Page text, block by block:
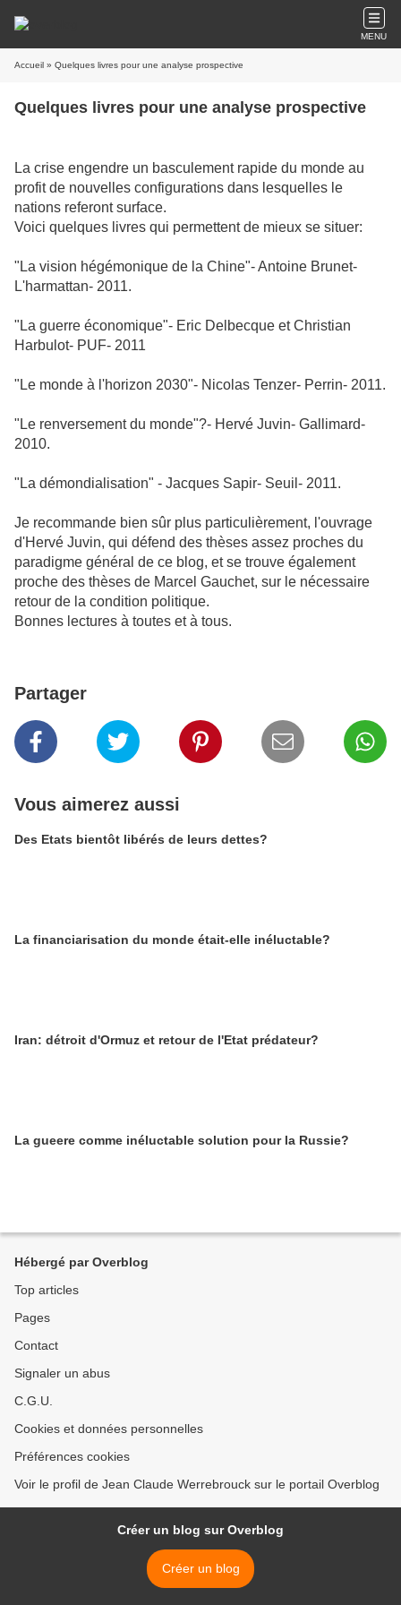
MENU
Accueil » Quelques livres pour une analyse prospective
Quelques livres pour une analyse prospective
La crise engendre un basculement rapide du monde au
profit de nouvelles configurations dans lesquelles le
nations referont surface.
Voici quelques livres qui permettent de mieux se situer:
"La vision hégémonique de la Chine"- Antoine Brunet-
L'harmattan- 2011.
"La guerre économique"- Eric Delbecque et Christian
Harbulot- PUF- 2011
"Le monde à l'horizon 2030"- Nicolas Tenzer- Perrin- 2011.
"Le renversement du monde"?- Hervé Juvin- Gallimard-
2010.
"La démondialisation" - Jacques Sapir- Seuil- 2011.
Je recommande bien sûr plus particulièrement, l'ouvrage
d'Hervé Juvin, qui défend des thèses assez proches du
paradigme général de ce blog, et se trouve également
proche des thèses de Marcel Gauchet, sur le nécessaire
retour de la condition politique.
Bonnes lectures à toutes et à tous.
Partager
Vous aimerez aussi
Des Etats bientôt libérés de leurs dettes?
La financiarisation du monde était-elle inéluctable?
Iran: détroit d'Ormuz et retour de l'Etat prédateur?
La gueere comme inéluctable solution pour la Russie?
Hébergé par Overblog
Top articles
Pages
Contact
Signaler un abus
C.G.U.
Cookies et données personnelles
Préférences cookies
Voir le profil de Jean Claude Werrebrouck sur le portail Overblog
Créer un blog sur Overblog
Créer un blog